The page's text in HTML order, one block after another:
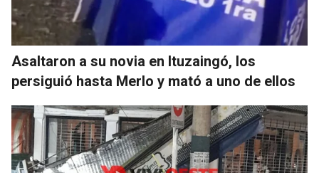
Asaltaron a su novia en Ituzaingó, los
persiguió hasta Merlo y mató a uno de ellos